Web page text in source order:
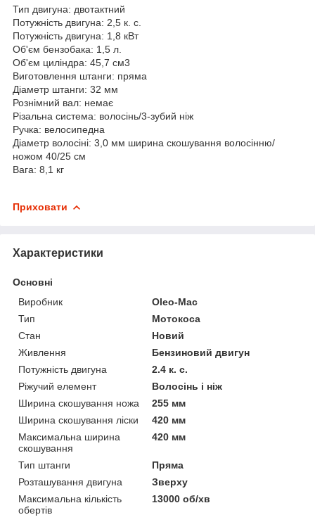
Тип двигуна: двотактний
Потужність двигуна: 2,5 к. с.
Потужність двигуна: 1,8 кВт
Об'єм бензобака: 1,5 л.
Об'єм циліндра: 45,7 см3
Виготовлення штанги: пряма
Діаметр штанги: 32 мм
Рознімний вал: немає
Різальна система: волосінь/3-зубий ніж
Ручка: велосипедна
Діаметр волосіні: 3,0 мм ширина скошування волосінню/
ножом 40/25 см
Вага: 8,1 кг
Приховати
Характеристики
Основні
Виробник
Oleo-Mac
Тип
Мотокоса
Стан
Новий
Живлення
Бензиновий двигун
Потужність двигуна
2.4 к. с.
Ріжучий елемент
Волосінь і ніж
Ширина скошування ножа
255 мм
Ширина скошування ліски
420 мм
Максимальна ширина
скошування
420 мм
Тип штанги
Пряма
Розташування двигуна
Зверху
Максимальна кількість
обертів
13000 об/хв